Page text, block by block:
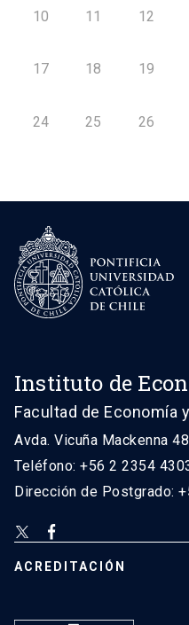
10 11 12
17 18 19
24 25 26
Instituto de
Facultad de Economía
Avda. Vicuña Mackenna
Teléfono: +56 2 2354
Dirección de Postgrado:
ACREDITACIÓN